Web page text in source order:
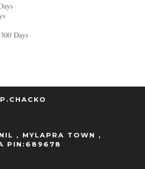
Days
, MYLAPRA TOWN ,
PIN:689678